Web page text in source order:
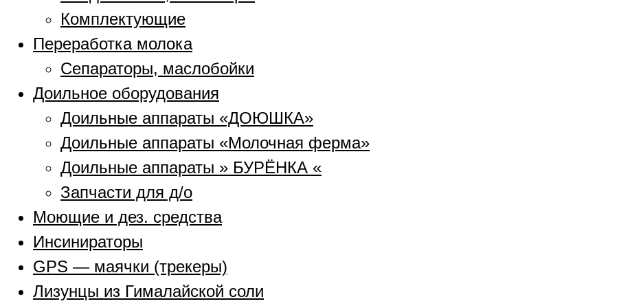
Комплектующие
Переработка молока
Сепараторы, маслобойки
Доильное оборудования
Доильные аппараты «ДОЮШКА»
Доильные аппараты «Молочная ферма»
Доильные аппараты » БУРЁНКА «
Запчасти для д/о
Моющие и дез. средства
Инсинираторы
GPS — маячки (трекеры)
Лизунцы из Гималайской соли